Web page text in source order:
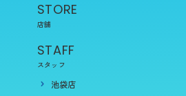
STORE
店舗
STAFF
スタッフ
池袋店